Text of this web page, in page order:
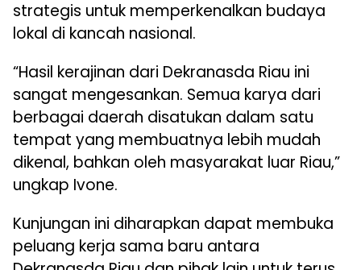
strategis untuk memperkenalkan budaya
lokal di kancah nasional.
“Hasil kerajinan dari Dekranasda Riau ini
sangat mengesankan. Semua karya dari
berbagai daerah disatukan dalam satu
tempat yang membuatnya lebih mudah
dikenal, bahkan oleh masyarakat luar Riau,”
ungkap Ivone.
Kunjungan ini diharapkan dapat membuka
peluang kerja sama baru antara